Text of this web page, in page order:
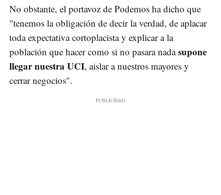
No obstante, el portavoz de Podemos ha dicho que
"tenemos la obligación de decir la verdad, de aplacar
toda expectativa cortoplacista y explicar a la
población que hacer como si no pasara nadasupone
llegar nuestra UCI, aislar a nuestros mayores y
cerrar negocios".